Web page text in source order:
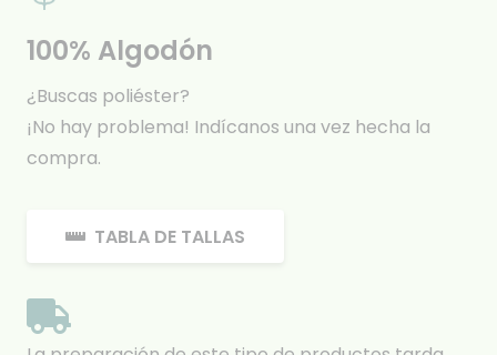
100% Algodón
¿Buscas poliéster?
¡No hay problema! Indícanos una vez hecha la
compra.
TABLA DE TALLAS